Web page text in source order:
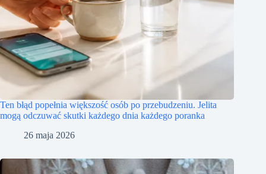
Ten błąd popełnia większość osób po przebudzeniu. Jelita
mogą odczuwać skutki każdego dnia każdego poranka
26 maja 2026